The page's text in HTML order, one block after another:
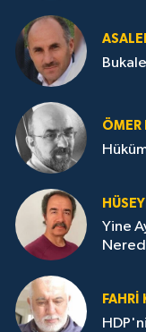
ÖMER
Yine
FAHRI